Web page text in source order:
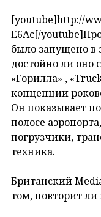
[youtube]http://
E6Ac[/youtube]
было запущено в
достойно ли оно
«Горилла» ,
концепции
Он показывает
полосе
погрузчики,
техника.
Британский
том, повторит